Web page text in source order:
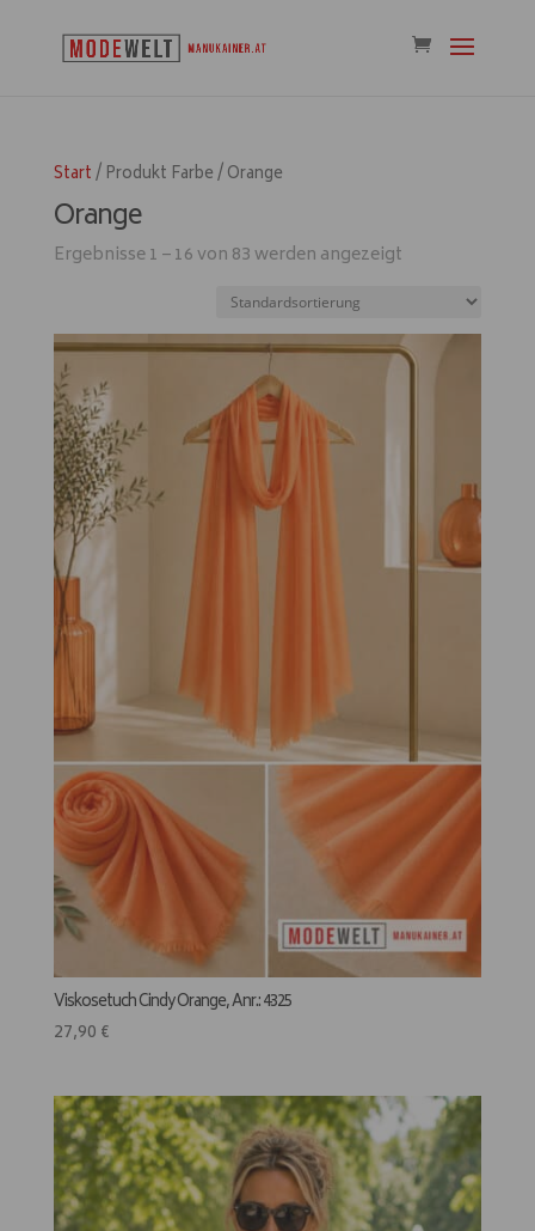
Start/ Produkt Farbe / Orange
Orange
Ergebnisse 1 – 16 von 83 werden angezeigt
Viskosetuch Cindy Orange, Anr.: 4325
27,90 €